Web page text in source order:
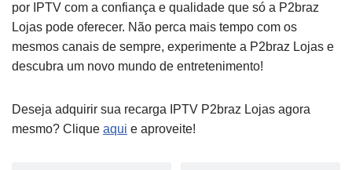
por IPTV com a confiança e qualidade que só a P2braz
Lojas pode oferecer. Não perca mais tempo com os
mesmos canais de sempre, experimente a P2braz Lojas e
descubra um novo mundo de entretenimento!
Deseja adquirir sua recarga IPTV P2braz Lojas agora
mesmo? Clique aqui e aproveite!